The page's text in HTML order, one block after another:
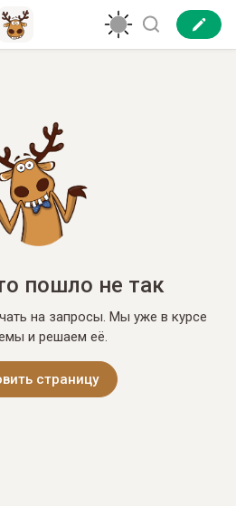
пошло не так
на запросы. Мы уже в курсе
и решаем её.
страницу